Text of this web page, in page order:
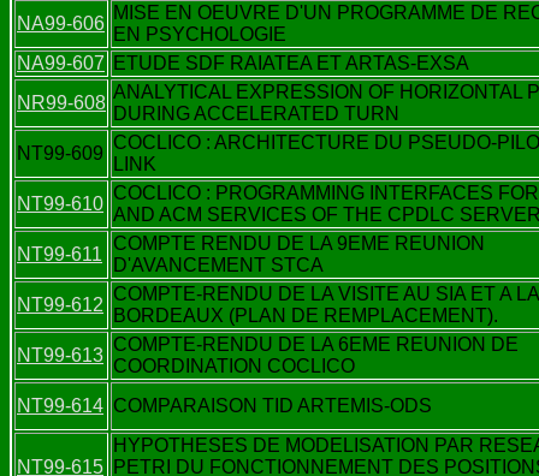
NA99-606
MISE EN OEUVRE D'UN PROGRAMME DE
EN PSYCHOLOGIE
NA99-607 ETUDE SDF RAIATEA ET ARTAS-EXSA
NR99-608
ANALYTICAL EXPRESSION OF HORIZONTAL
DURING ACCELERATED TURN
NT99-609
COCLICO : ARCHITECTURE DU PSEUDO-
LINK
NT99-610
COCLICO : PROGRAMMING INTERFACES
AND ACM SERVICES OF THE CPDLC
NT99-611
COMPTE RENDU DE LA 9EME REUNION
D'AVANCEMENT STCA
NT99-612
COMPTE-RENDU DE LA VISITE AU SIA ET A
BORDEAUX (PLAN DE REMPLACEMENT).
NT99-613
COMPTE-RENDU DE LA 6EME REUNION DE
COORDINATION COCLICO
NT99-614 COMPARAISON TID ARTEMIS-ODS
NT99-615
HYPOTHESES DE MODELISATION PAR
PETRI DU FONCTIONNEMENT DES